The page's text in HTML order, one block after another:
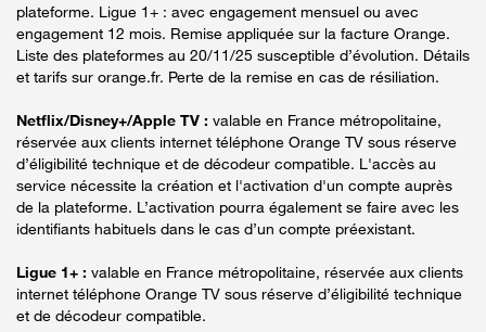
plateforme. Ligue 1+ : avec engagement mensuel ou avec
engagement 12 mois. Remise appliquée sur la facture Orange.
Liste des plateformes au 20/11/25 susceptible d’évolution. Détails
et tarifs sur orange.fr. Perte de la remise en cas de résiliation.
Netflix/Disney+/Apple TV : valable en France métropolitaine,
réservée aux clients internet téléphone Orange TV sous réserve
d’éligibilité technique et de décodeur compatible. L'accès au
service nécessite la création et l'activation d'un compte auprès
de la plateforme. L’activation pourra également se faire avec les
identifiants habituels dans le cas d’un compte préexistant.
Ligue 1+ : valable en France métropolitaine, réservée aux clients
internet téléphone Orange TV sous réserve d’éligibilité technique
et de décodeur compatible.